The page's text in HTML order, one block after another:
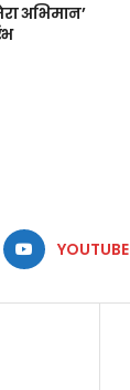
अभिमान’
YOUTUBE